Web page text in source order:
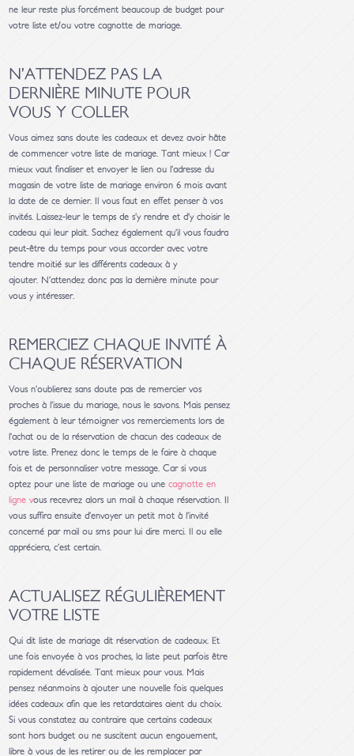
ne leur reste plus forcément beaucoup de budget pour
votre liste et/ou votre cagnotte de mariage.
N’ATTENDEZ PAS LA
DERNIÈRE MINUTE POUR
VOUS Y COLLER
Vous aimez sans doute les cadeaux et devez avoir hâte
de commencer votre liste de mariage. Tant mieux ! Car
mieux vaut finaliser et envoyer le lien ou l’adresse du
magasin de votre liste de mariage environ 6 mois avant
la date de ce dernier. Il vous faut en effet penser à vos
invités. Laissez-leur le temps de s’y rendre et d’y choisir le
cadeau qui leur plait. Sachez également qu’il vous faudra
peut-être du temps pour vous accorder avec votre
tendre moitié sur les différents cadeaux à y
ajouter. N’attendez donc pas la dernière minute pour
vous y intéresser.
REMERCIEZ CHAQUE INVITÉ À
CHAQUE RÉSERVATION
Vous n’oublierez sans doute pas de remercier vos
proches à l’issue du mariage, nous le savons. Mais pensez
également à leur témoigner vos remerciements lors de
l’achat ou de la réservation de chacun des cadeaux de
votre liste. Prenez donc le temps de le faire à chaque
fois et de personnaliser votre message. Car si vous
optez pour une liste de mariage ou unecagnotte en
ligne vous recevrez alors un mail à chaque réservation. Il
vous suffira ensuite d’envoyer un petit mot à l’invité
concerné par mail ou sms pour lui dire merci. Il ou elle
appréciera, c’est certain.
ACTUALISEZ RÉGULIÈREMENT
VOTRE LISTE
Qui dit liste de mariage dit réservation de cadeaux. Et
une fois envoyée à vos proches, la liste peut parfois être
rapidement dévalisée. Tant mieux pour vous. Mais
pensez néanmoins à ajouter une nouvelle fois quelques
idées cadeaux afin que les retardataires aient du choix.
Si vous constatez au contraire que certains cadeaux
sont hors budget ou ne suscitent aucun engouement,
libre à vous de les retirer ou de les remplacer par